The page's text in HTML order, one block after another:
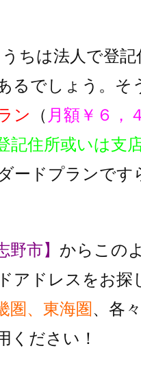
ちは法人で登
るでしょう。そ
ン
（ 月額￥６，
記住所或いは支
ードプランです
野市】 からこの
アドレスをお探
圏、東海圏 、各
ください！